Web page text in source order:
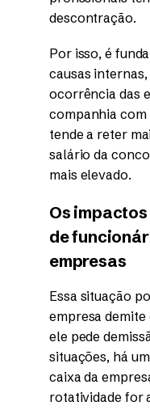
descontração.
Por isso, é
causas
ocorrência das
companhia
tende a reter
salário da
mais elevado.
Os
de
empresas
Essa situação
empresa
ele pede
situações, há
caixa da
rotatividade for